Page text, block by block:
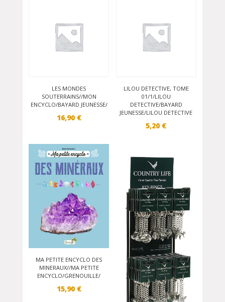
LES MONDES
SOUTERRAINS//MON
ENCYCLO/BAYARD JEUNESSE/
16,90 €
LILOU DETECTIVE, TOME
01/1/LILOU
DETECTIVE/BAYARD
JEUNESSE/LILOU DETECTIVE
5,20 €
MA PETITE ENCYCLO DES
MINERAUX//MA PETITE
ENCYCLO/GRENOUILLE/
15,90 €